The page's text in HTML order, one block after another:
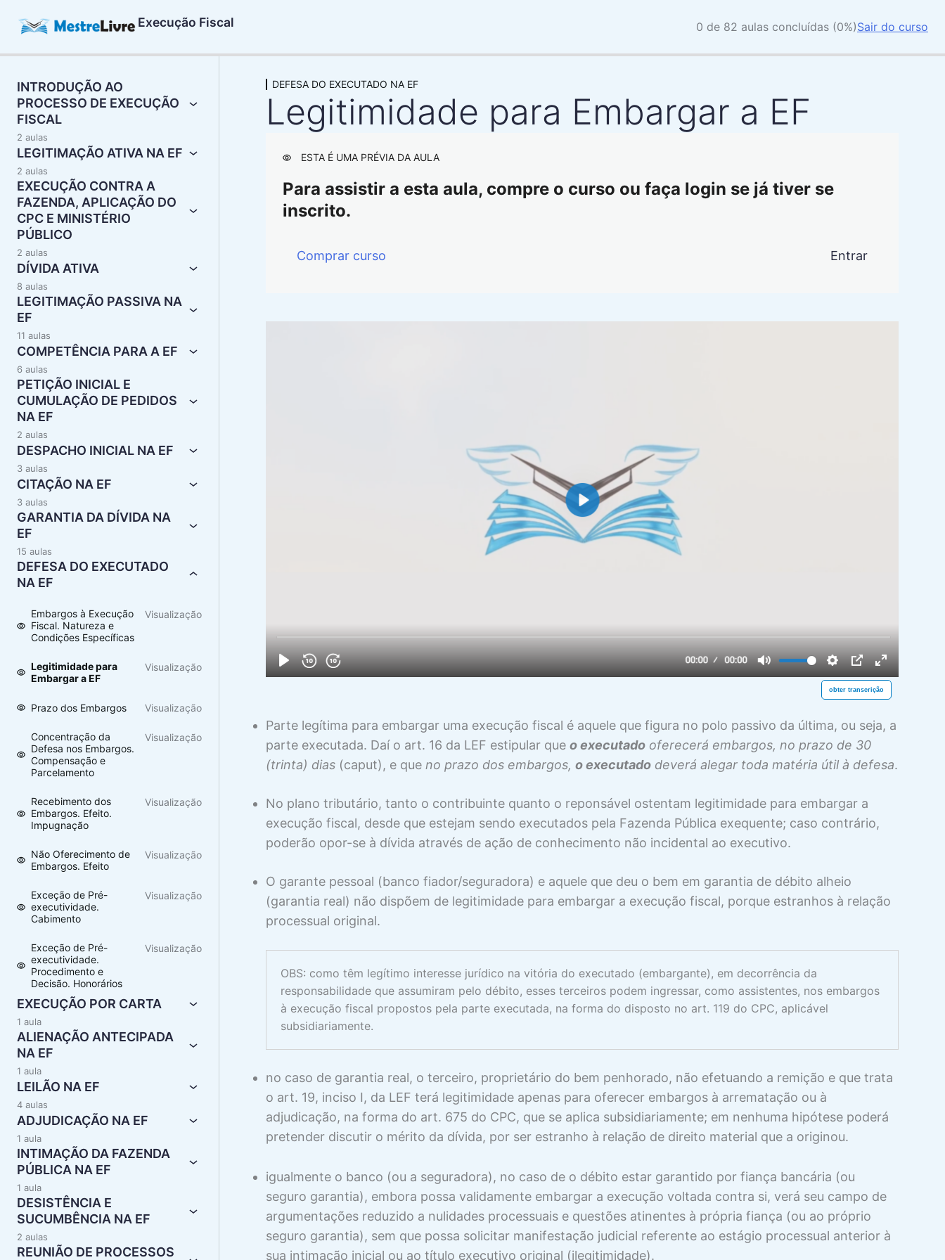
Execução Fiscal 0 de 82 aulas concluídas (0%)Sair do curso
INTRODUÇÃO AO
PROCESSO DE EXECUÇÃO
FISCAL
2 aulas
LEGITIMAÇÃO ATIVA NA EF
2 aulas
EXECUÇÃO CONTRA A
FAZENDA, APLICAÇÃO DO
CPC E MINISTÉRIO
PÚBLICO
2 aulas
DÍVIDA ATIVA
8 aulas
LEGITIMAÇÃO PASSIVA NA
EF
11 aulas
COMPETÊNCIA PARA A EF
6 aulas
PETIÇÃO INICIAL E
CUMULAÇÃO DE PEDIDOS
NA EF
2 aulas
DESPACHO INICIAL NA EF
3 aulas
CITAÇÃO NA EF
3 aulas
GARANTIA DA DÍVIDA NA
EF
15 aulas
DEFESA DO EXECUTADO
NA EF
Embargos à Execução
Fiscal. Natureza e
Condições Específicas
Visualização
Legitimidade para
Embargar a EF
Visualização
Prazo dos Embargos Visualização
Concentração da
Defesa nos Embargos.
Compensação e
Parcelamento
Visualização
Recebimento dos
Embargos. Efeito.
Impugnação
Visualização
Não Oferecimento de
Embargos. Efeito
Visualização
Exceção de Pré-
executividade.
Cabimento
Visualização
Exceção de Pré-
executividade.
Procedimento e
Decisão. Honorários
Visualização
EXECUÇÃO POR CARTA
1 aula
ALIENAÇÃO ANTECIPADA
NA EF
1 aula
LEILÃO NA EF
4 aulas
ADJUDICAÇÃO NA EF
1 aula
INTIMAÇÃO DA FAZENDA
PÚBLICA NA EF
1 aula
DESISTÊNCIA E
SUCUMBÊNCIA NA EF
2 aulas
REUNIÃO DE PROCESSOS
DEFESA DO EXECUTADO NA EF
Legitimidade para Embargar a EF
ESTA É UMA PRÉVIA DA AULA
Para assistir a esta aula, compre o curso ou faça login se já tiver se
inscrito.
Comprar curso Entrar
obter transcrição
Parte legítima para embargar uma execução fiscal é aquele que figura no polo passivo da última, ou seja, a
parte executada. Daí o art. 16 da LEF estipular que o executado oferecerá embargos, no prazo de 30
(trinta) dias (caput), e que no prazo dos embargos, o executado deverá alegar toda matéria útil à defesa.
No plano tributário, tanto o contribuinte quanto o reponsável ostentam legitimidade para embargar a
execução fiscal, desde que estejam sendo executados pela Fazenda Pública exequente; caso contrário,
poderão opor-se à dívida através de ação de conhecimento não incidental ao executivo.
O garante pessoal (banco fiador/seguradora) e aquele que deu o bem em garantia de débito alheio
(garantia real) não dispõem de legitimidade para embargar a execução fiscal, porque estranhos à relação
processual original.
OBS: como têm legítimo interesse jurídico na vitória do executado (embargante), em decorrência da
responsabilidade que assumiram pelo débito, esses terceiros podem ingressar, como assistentes, nos embargos
à execução fiscal propostos pela parte executada, na forma do disposto no art. 119 do CPC, aplicável
subsidiariamente.
no caso de garantia real, o terceiro, proprietário do bem penhorado, não efetuando a remição e que trata
o art. 19, inciso I, da LEF terá legitimidade apenas para oferecer embargos à arrematação ou à
adjudicação, na forma do art. 675 do CPC, que se aplica subsidiariamente; em nenhuma hipótese poderá
pretender discutir o mérito da dívida, por ser estranho à relação de direito material que a originou.
igualmente o banco (ou a seguradora), no caso de o débito estar garantido por fiança bancária (ou
seguro garantia), embora possa validamente embargar a execução voltada contra si, verá seu campo de
argumentações reduzido a nulidades processuais e questões atinentes à própria fiança (ou ao próprio
seguro garantia), sem que possa solicitar manifestação judicial referente ao estágio processual anterior à
sua intimação inicial ou ao título executivo original (ilegitimidade).